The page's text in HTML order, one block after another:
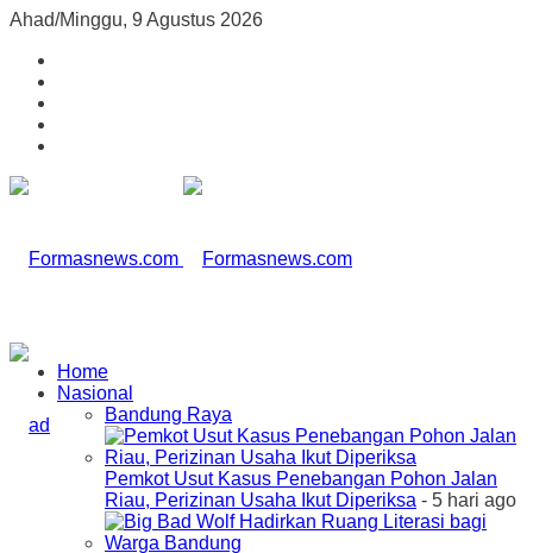
Ahad/Minggu, 9 Agustus 2026
Home
Nasional
Bandung Raya
Pemkot Usut Kasus Penebangan Pohon Jalan
Riau, Perizinan Usaha Ikut Diperiksa - 5 hari ago